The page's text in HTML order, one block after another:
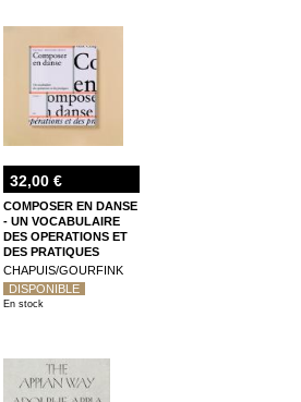
32,00 €
COMPOSER EN DANSE
- UN VOCABULAIRE
DES OPERATIONS ET
DES PRATIQUES
CHAPUIS/GOURFINK
DISPONIBLE
En stock